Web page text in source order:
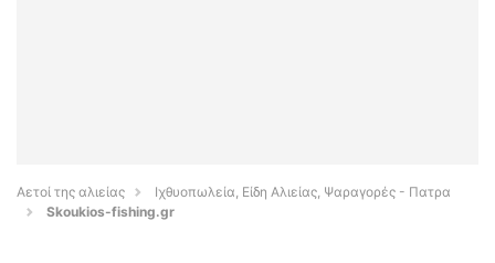
Αετοί της αλιείας
Ιχθυοπωλεία, Είδη Αλιείας, Ψαραγορές - Πατρα
Skoukios-fishing.gr